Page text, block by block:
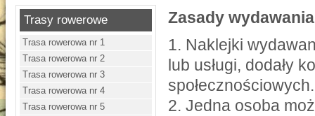
Trasy rowerowe
Trasa rowerowa nr 1
Trasa rowerowa nr 2
Trasa rowerowa nr 3
Trasa rowerowa nr 4
Trasa rowerowa nr 5
Zasady
1. Naklejki
lub usługi, dodały
społecznościowych.
2. Jedna osoba